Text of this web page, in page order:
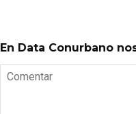
En Data Conurbano